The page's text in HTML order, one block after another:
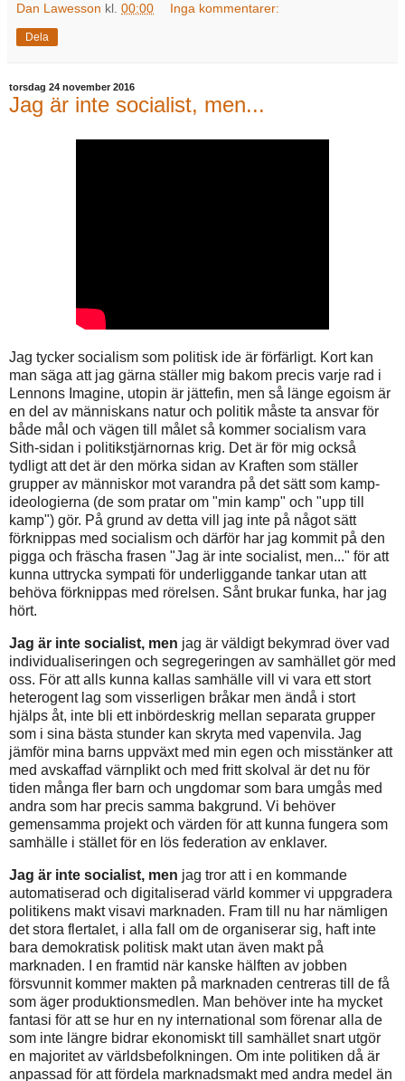
Dan Lawesson kl. 00:00 Inga kommentarer:
Dela
torsdag 24 november 2016
Jag är inte socialist, men...
Jag tycker socialism som politisk ide är förfärligt. Kort kan
man säga att jag gärna ställer mig bakom precis varje rad i
Lennons Imagine, utopin är jättefin, men så länge egoism är
en del av människans natur och politik måste ta ansvar för
både mål och vägen till målet så kommer socialism vara
Sith-sidan i politikstjärnornas krig. Det är för mig också
tydligt att det är den mörka sidan av Kraften som ställer
grupper av människor mot varandra på det sätt som kamp-
ideologierna (de som pratar om "min kamp" och "upp till
kamp") gör. På grund av detta vill jag inte på något sätt
förknippas med socialism och därför har jag kommit på den
pigga och fräscha frasen "Jag är inte socialist, men..." för att
kunna uttrycka sympati för underliggande tankar utan att
behöva förknippas med rörelsen. Sånt brukar funka, har jag
hört.
Jag är inte socialist, men jag är väldigt bekymrad över vad
individualiseringen och segregeringen av samhället gör med
oss. För att alls kunna kallas samhälle vill vi vara ett stort
heterogent lag som visserligen bråkar men ändå i stort
hjälps åt, inte bli ett inbördeskrig mellan separata grupper
som i sina bästa stunder kan skryta med vapenvila. Jag
jämför mina barns uppväxt med min egen och misstänker att
med avskaffad värnplikt och med fritt skolval är det nu för
tiden många fler barn och ungdomar som bara umgås med
andra som har precis samma bakgrund. Vi behöver
gemensamma projekt och värden för att kunna fungera som
samhälle i stället för en lös federation av enklaver.
Jag är inte socialist, men jag tror att i en kommande
automatiserad och digitaliserad värld kommer vi uppgradera
politikens makt visavi marknaden. Fram till nu har nämligen
det stora flertalet, i alla fall om de organiserar sig, haft inte
bara demokratisk politisk makt utan även makt på
marknaden. I en framtid när kanske hälften av jobben
försvunnit kommer makten på marknaden centreras till de få
som äger produktionsmedlen. Man behöver inte ha mycket
fantasi för att se hur en ny international som förenar alla de
som inte längre bidrar ekonomiskt till samhället snart utgör
en majoritet av världsbefolkningen. Om inte politiken då är
anpassad för att fördela marknadsmakt med andra medel än